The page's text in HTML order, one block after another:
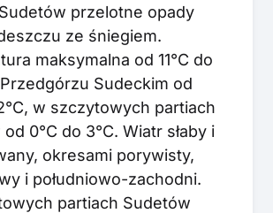
przelotne opady
ze śniegiem.
maksymalna od 11°C do
Przedgórzu Sudeckim od
w szczytowych partiach
0°C do 3°C. Wiatr słaby i
okresami porywisty,
i południowo-zachodni.
partiach Sudetów